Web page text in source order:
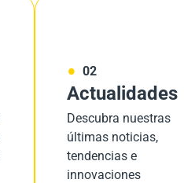
02
Actualidades
Descubra nuestras
últimas noticias,
tendencias e
innovaciones